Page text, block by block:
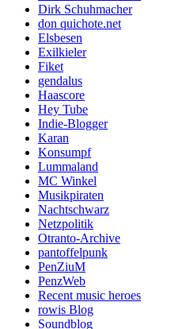
Dirk Schuhmacher
don quichote.net
Elsbesen
Exilkieler
Fiket
gendalus
Haascore
Hey Tube
Indie-Blogger
Karan
Konsumpf
Lummaland
MC Winkel
Musikpiraten
Nachtschwarz
Netzpolitik
Otranto-Archive
pantoffelpunk
PenZiuM
PenzWeb
Recent music heroes
rowis Blog
Soundblog